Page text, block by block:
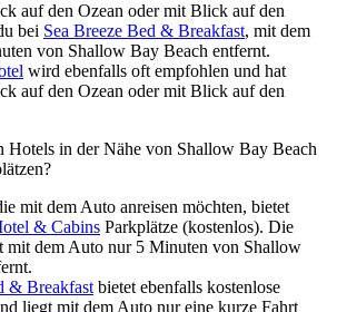
auf den Ozean oder mit Blick auf den
bei Sea Breeze Bed & Breakfast, mit dem
von Shallow Bay Beach entfernt.
wird ebenfalls oft empfohlen und hat
auf den Ozean oder mit Blick auf den
Hotels in der Nähe von Shallow Bay Beach
mit dem Auto anreisen möchten, bietet
& Cabins Parkplätze (kostenlos). Die
mit dem Auto nur 5 Minuten von Shallow
& Breakfast bietet ebenfalls kostenlose
liegt mit dem Auto nur eine kurze Fahrt